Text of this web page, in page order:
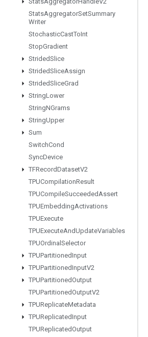
StatsAggregatorSetSummary
Writer
StochasticCastToInt
StopGradient
StridedSlice
StridedSliceAssign
StridedSliceGrad
StringLower
StringNGrams
StringUpper
Sum
SwitchCond
SyncDevice
TFRecordDatasetV2
TPUCompilationResult
TPUCompileSucceededAssert
TPUEmbeddingActivations
TPUExecute
TPUExecuteAndUpdateVariables
TPUOrdinal Selector
TPUPartitionedInput
TPUPartitionedInputV2
TPUPartitionedOutput
TPUPartitionedOutputV2
TPUReplicateMetadata
TPUReplicatedInput
TPUReplicatedOutput